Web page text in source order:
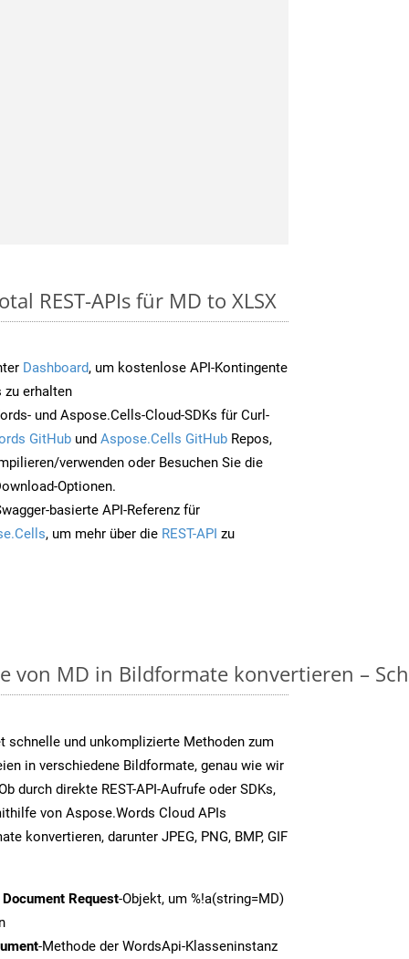
REST-APIs für MD to XLSX
Dashboard, um kostenlose API-Kontingente
zu erhalten
und Aspose.Cells-Cloud-SDKs für Curl-
GitHub und Aspose.Cells GitHub Repos,
verwenden oder Besuchen Sie die
Optionen.
basierte API-Referenz für
, um mehr über die REST-API zu
von MD in Bildformate konvertieren –
schnelle und unkomplizierte Methoden zum
in verschiedene Bildformate, genau wie wir
durch direkte REST-API-Aufrufe oder SDKs,
von Aspose.Words Cloud APIs
konvertieren, darunter JPEG, PNG, BMP, GIF
Request-Objekt, um %!a(string=MD)
-Methode der WordsApi-Klasseninstanz